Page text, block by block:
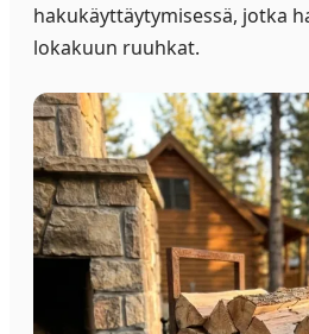
hakukäyttäytymisessä, jotka
lokakuun ruuhkat.